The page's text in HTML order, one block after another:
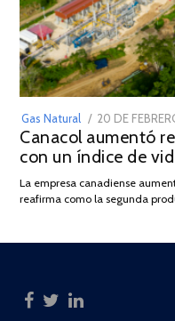
Gas Natural
POSTED
ON
20 DE
Canacol aumentó
con un índice de
La empresa canadiense
reafirma como la segunda